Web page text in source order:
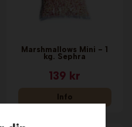
Marshmallows Mini - 1
kg. Sephra
139 kr
Info